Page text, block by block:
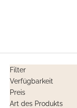
Filter
Verfügbarkeit
Preis
Art des Produkts